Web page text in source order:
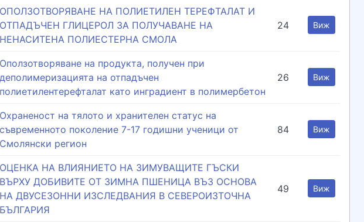
ОПОЛЗОТВОРЯВАНЕ НА ПОЛИЕТИЛЕН ТЕРЕФТАЛАТ И
ОТПАДЪЧЕН ГЛИЦЕРОЛ ЗА ПОЛУЧАВАНЕ НА
НЕНАСИТЕНА ПОЛИЕСТЕРНА СМОЛА
24 Виж
Оползотворяване на продукта, получен при
деполимеризацията на отпадъчен
полиетилентерефталат като инградиент в полимербетон
26 Виж
Охраненост на тялото и хранителен статус на
съвременното поколение 7-17 годишни ученици от
Смолянски регион
84 Виж
ОЦЕНКА НА ВЛИЯНИЕТО НА ЗИМУВАЩИТЕ ГЪСКИ
ВЪРХУ ДОБИВИТЕ ОТ ЗИМНА ПШЕНИЦА ВЪЗ ОСНОВА
НА ДВУСЕЗОННИ ИЗСЛЕДВАНИЯ В СЕВЕРОИЗТОЧНА
БЪЛГАРИЯ
49 Виж